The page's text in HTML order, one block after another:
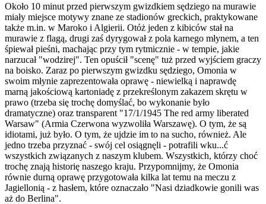
Około 10 minut przed pierwszym gwizdkiem sędziego na murawie
miały miejsce motywy znane ze stadionów greckich, praktykowane
także m.in. w Maroko i Algierii. Otóż jeden z kibiców stał na
murawie z flagą, drugi zaś dyrygował z pola karnego młynem, a ten
śpiewał pieśni, machając przy tym rytmicznie - w tempie, jakie
narzucał "wodzirej". Ten opuścił "scenę" tuż przed wyjściem graczy
na boisko. Zaraz po pierwszym gwizdku sędziego, Omonia w
swoim młynie zaprezentowała oprawę - niewielką i naprawdę
marną jakościową kartoniadę z przekreślonym zakazem skrętu w
prawo (trzeba się trochę domyślać, bo wykonanie było
dramatyczne) oraz transparent "17/1/1945 The red army liberated
Warsaw" (Armia Czerwona wyzwoliła Warszawę). O tym, że są
idiotami, już było. O tym, że ujdzie im to na sucho, również. Ale
jedno trzeba przyznać - swój cel osiągnęli - potrafili wku...ć
wszystkich związanych z naszym klubem. Wszystkich, którzy choć
trochę znają historię naszego kraju. Przypomnijmy, że Omonia
równie durną oprawę przygotowała kilka lat temu na meczu z
Jagiellonią - z hasłem, które oznaczało "Nasi dziadkowie gonili was
aż do Berlina".